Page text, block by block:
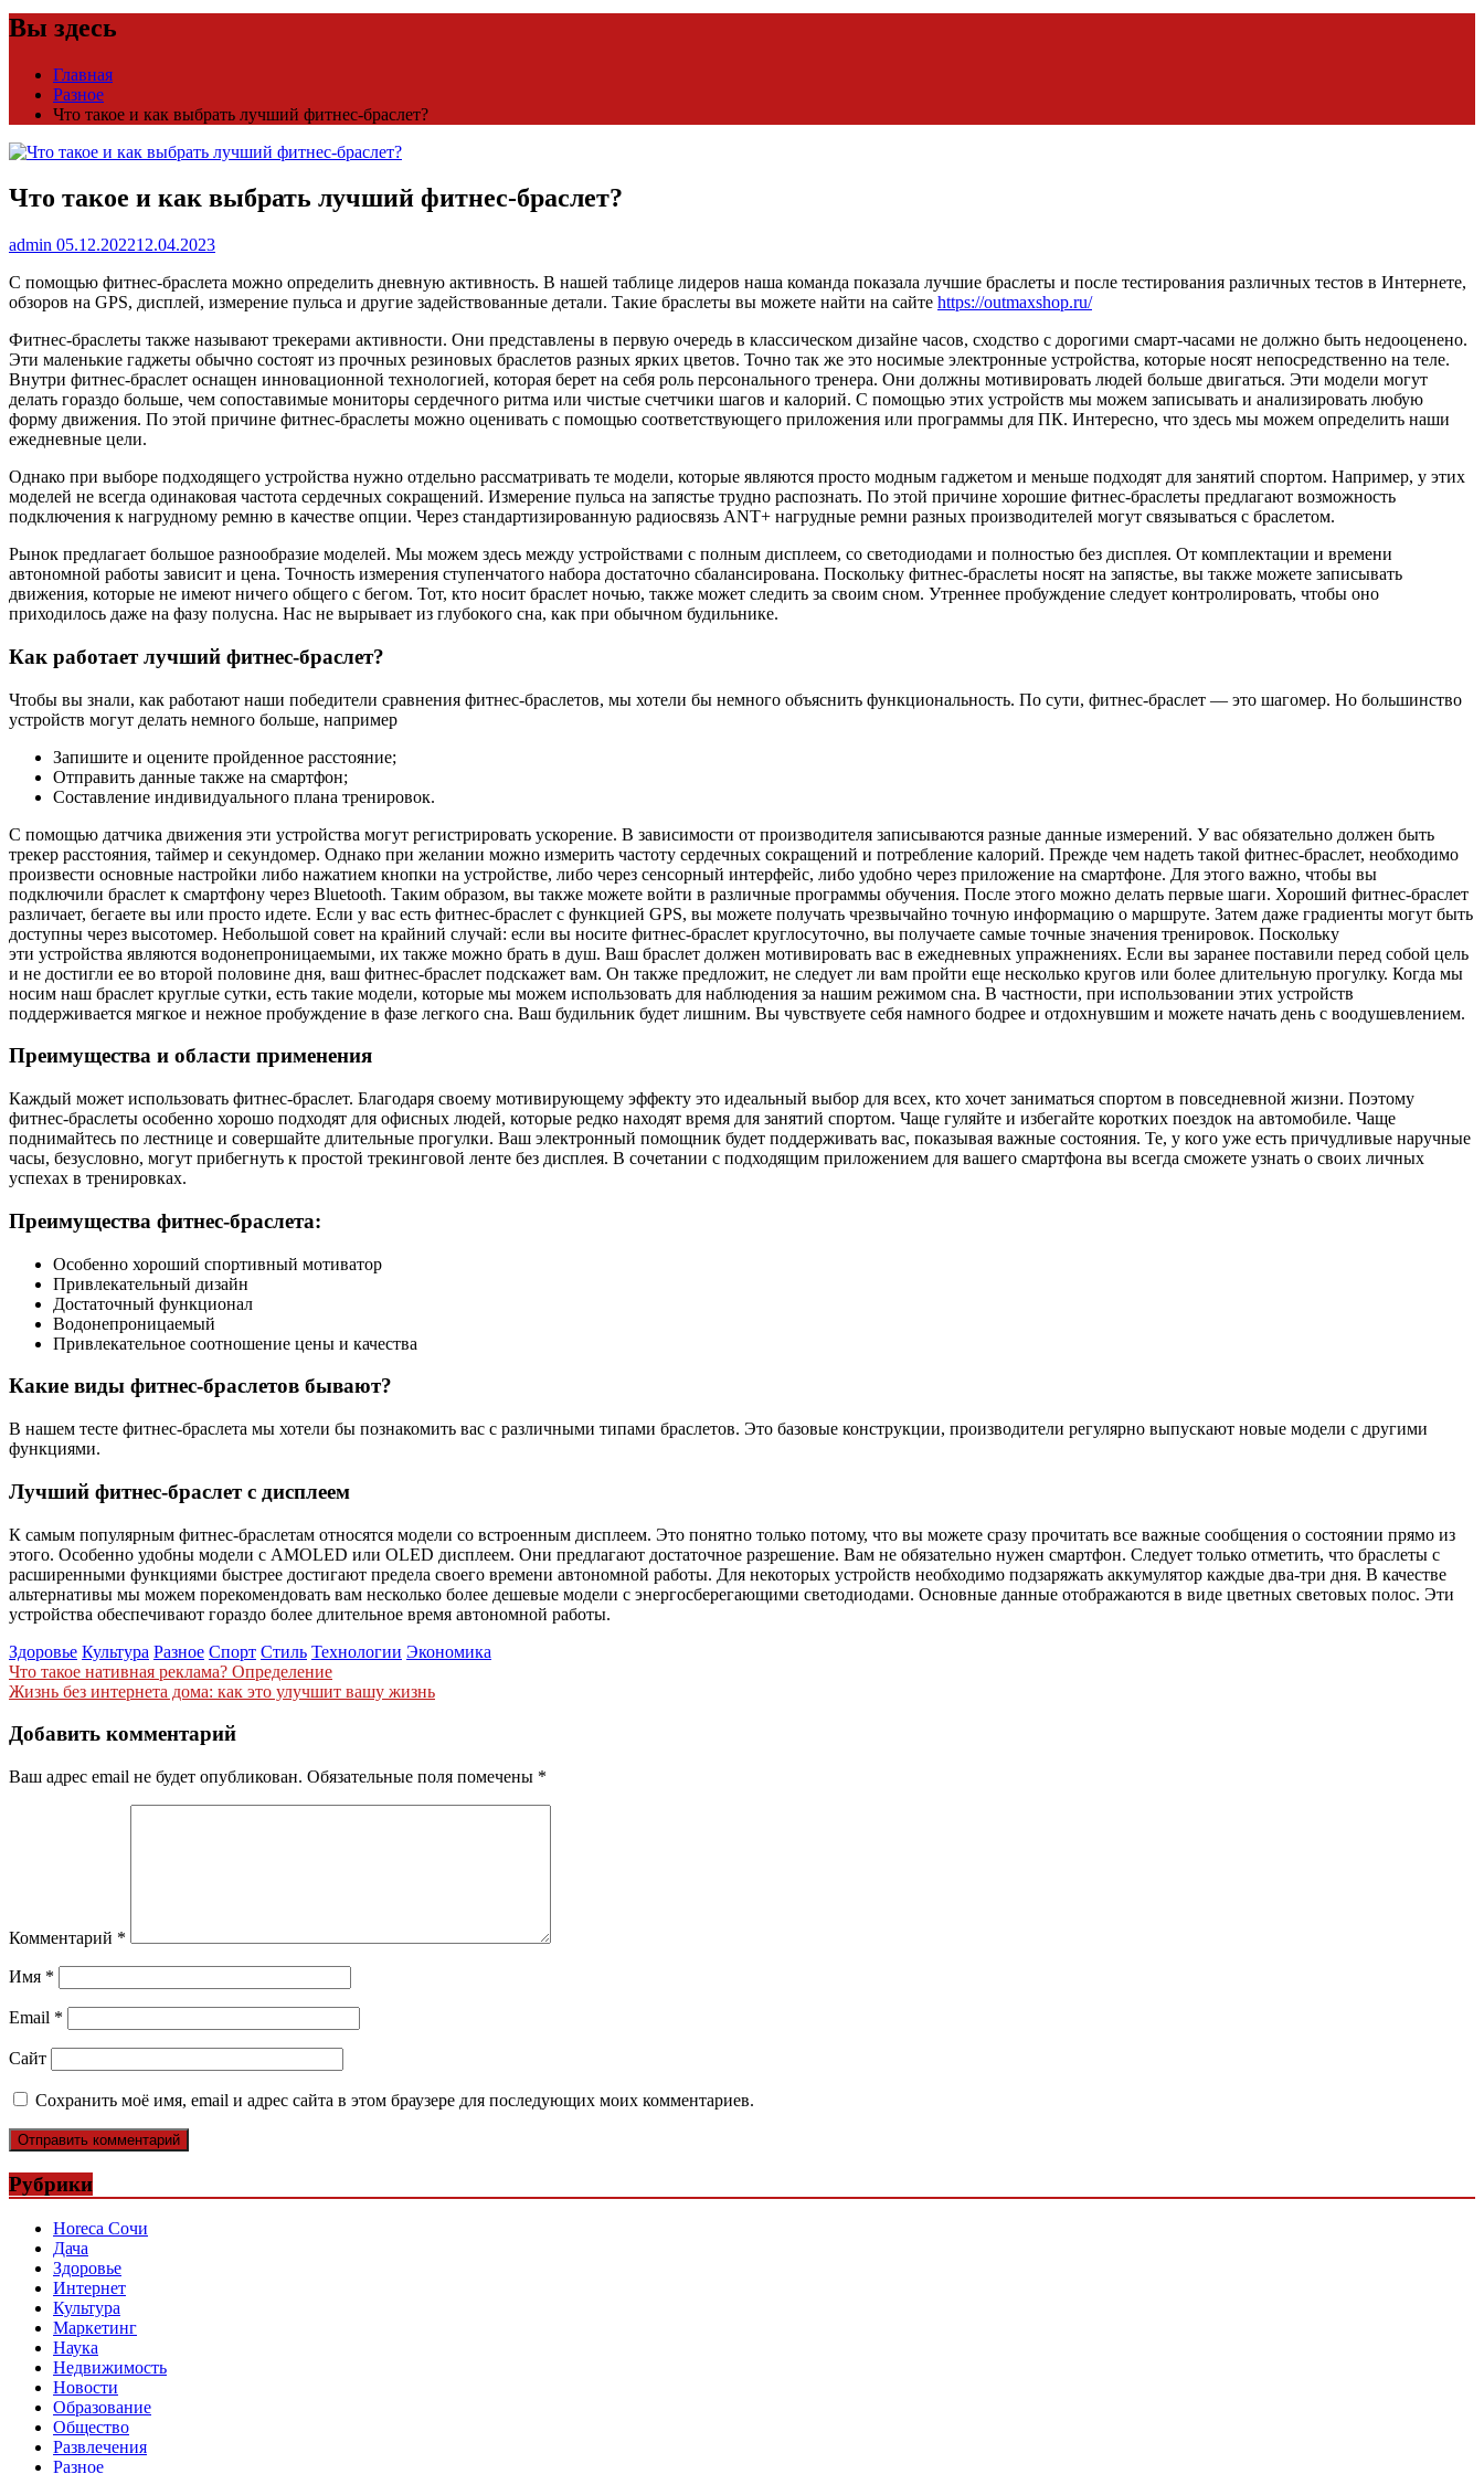
Вы здесь
Главная
Разное
Что такое и как выбрать лучший фитнес-браслет?
Что такое и как выбрать лучший фитнес-браслет?
admin 05.12.202212.04.2023
С помощью фитнес-браслета можно определить дневную активность. В нашей таблице лидеров наша команда показала лучшие браслеты и после тестирования различных тестов в Интернете,
обзоров на GPS, дисплей, измерение пульса и другие задействованные детали. Такие браслеты вы можете найти на сайте https://outmaxshop.ru/
Фитнес-браслеты также называют трекерами активности. Они представлены в первую очередь в классическом дизайне часов, сходство с дорогими смарт-часами не должно быть недооценено.
Эти маленькие гаджеты обычно состоят из прочных резиновых браслетов разных ярких цветов. Точно так же это носимые электронные устройства, которые носят непосредственно на теле.
Внутри фитнес-браслет оснащен инновационной технологией, которая берет на себя роль персонального тренера. Они должны мотивировать людей больше двигаться. Эти модели могут
делать гораздо больше, чем сопоставимые мониторы сердечного ритма или чистые счетчики шагов и калорий. С помощью этих устройств мы можем записывать и анализировать любую
форму движения. По этой причине фитнес-браслеты можно оценивать с помощью соответствующего приложения или программы для ПК. Интересно, что здесь мы можем определить наши
ежедневные цели.
Однако при выборе подходящего устройства нужно отдельно рассматривать те модели, которые являются просто модным гаджетом и меньше подходят для занятий спортом. Например, у этих
моделей не всегда одинаковая частота сердечных сокращений. Измерение пульса на запястье трудно распознать. По этой причине хорошие фитнес-браслеты предлагают возможность
подключения к нагрудному ремню в качестве опции. Через стандартизированную радиосвязь ANT+ нагрудные ремни разных производителей могут связываться с браслетом.
Рынок предлагает большое разнообразие моделей. Мы можем здесь между устройствами с полным дисплеем, со светодиодами и полностью без дисплея. От комплектации и времени
автономной работы зависит и цена. Точность измерения ступенчатого набора достаточно сбалансирована. Поскольку фитнес-браслеты носят на запястье, вы также можете записывать
движения, которые не имеют ничего общего с бегом. Тот, кто носит браслет ночью, также может следить за своим сном. Утреннее пробуждение следует контролировать, чтобы оно
приходилось даже на фазу полусна. Нас не вырывает из глубокого сна, как при обычном будильнике.
Как работает лучший фитнес-браслет?
Чтобы вы знали, как работают наши победители сравнения фитнес-браслетов, мы хотели бы немного объяснить функциональность. По сути, фитнес-браслет — это шагомер. Но большинство
устройств могут делать немного больше, например
Запишите и оцените пройденное расстояние;
Отправить данные также на смартфон;
Составление индивидуального плана тренировок.
С помощью датчика движения эти устройства могут регистрировать ускорение. В зависимости от производителя записываются разные данные измерений. У вас обязательно должен быть
трекер расстояния, таймер и секундомер. Однако при желании можно измерить частоту сердечных сокращений и потребление калорий. Прежде чем надеть такой фитнес-браслет, необходимо
произвести основные настройки либо нажатием кнопки на устройстве, либо через сенсорный интерфейс, либо удобно через приложение на смартфоне. Для этого важно, чтобы вы
подключили браслет к смартфону через Bluetooth. Таким образом, вы также можете войти в различные программы обучения. После этого можно делать первые шаги. Хороший фитнес-браслет
различает, бегаете вы или просто идете. Если у вас есть фитнес-браслет с функцией GPS, вы можете получать чрезвычайно точную информацию о маршруте. Затем даже градиенты могут быть
доступны через высотомер. Небольшой совет на крайний случай: если вы носите фитнес-браслет круглосуточно, вы получаете самые точные значения тренировок. Поскольку
эти устройства являются водонепроницаемыми, их также можно брать в душ. Ваш браслет должен мотивировать вас в ежедневных упражнениях. Если вы заранее поставили перед собой цель
и не достигли ее во второй половине дня, ваш фитнес-браслет подскажет вам. Он также предложит, не следует ли вам пройти еще несколько кругов или более длительную прогулку. Когда мы
носим наш браслет круглые сутки, есть такие модели, которые мы можем использовать для наблюдения за нашим режимом сна. В частности, при использовании этих устройств
поддерживается мягкое и нежное пробуждение в фазе легкого сна. Ваш будильник будет лишним. Вы чувствуете себя намного бодрее и отдохнувшим и можете начать день с воодушевлением.
Преимущества и области применения
Каждый может использовать фитнес-браслет. Благодаря своему мотивирующему эффекту это идеальный выбор для всех, кто хочет заниматься спортом в повседневной жизни. Поэтому
фитнес-браслеты особенно хорошо подходят для офисных людей, которые редко находят время для занятий спортом. Чаще гуляйте и избегайте коротких поездок на автомобиле. Чаще
поднимайтесь по лестнице и совершайте длительные прогулки. Ваш электронный помощник будет поддерживать вас, показывая важные состояния. Те, у кого уже есть причудливые наручные
часы, безусловно, могут прибегнуть к простой трекинговой ленте без дисплея. В сочетании с подходящим приложением для вашего смартфона вы всегда сможете узнать о своих личных
успехах в тренировках.
Преимущества фитнес-браслета:
Особенно хороший спортивный мотиватор
Привлекательный дизайн
Достаточный функционал
Водонепроницаемый
Привлекательное соотношение цены и качества
Какие виды фитнес-браслетов бывают?
В нашем тесте фитнес-браслета мы хотели бы познакомить вас с различными типами браслетов. Это базовые конструкции, производители регулярно выпускают новые модели с другими
функциями.
Лучший фитнес-браслет с дисплеем
К самым популярным фитнес-браслетам относятся модели со встроенным дисплеем. Это понятно только потому, что вы можете сразу прочитать все важные сообщения о состоянии прямо из
этого. Особенно удобны модели с AMOLED или OLED дисплеем. Они предлагают достаточное разрешение. Вам не обязательно нужен смартфон. Следует только отметить, что браслеты с
расширенными функциями быстрее достигают предела своего времени автономной работы. Для некоторых устройств необходимо подзаряжать аккумулятор каждые два-три дня. В качестве
альтернативы мы можем порекомендовать вам несколько более дешевые модели с энергосберегающими светодиодами. Основные данные отображаются в виде цветных световых полос. Эти
устройства обеспечивают гораздо более длительное время автономной работы.
Здоровье Культура Разное Спорт Стиль Технологии Экономика
Навигация
по
записям
Что такое нативная реклама? Определение
Жизнь без интернета дома: как это улучшит вашу жизнь
Добавить комментарий
Ваш адрес email не будет опубликован. Обязательные поля помечены *
Комментарий *
Имя *
Email *
Сайт
Сохранить моё имя, email и адрес сайта в этом браузере для последующих моих комментариев.
Рубрики
Horeca Сочи
Дача
Здоровье
Интернет
Культура
Маркетинг
Наука
Недвижимость
Новости
Образование
Общество
Развлечения
Разное